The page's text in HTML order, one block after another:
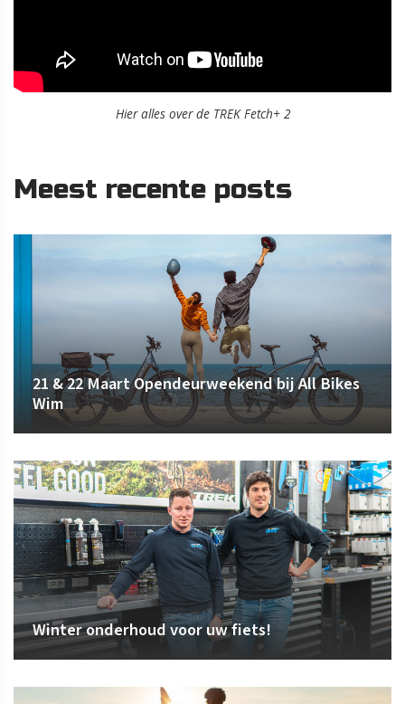
Hier alles over de TREK Fetch+ 2
Meest recente posts
21 & 22 Maart Opendeurweekend bij All Bikes
Wim
Winter onderhoud voor uw fiets!